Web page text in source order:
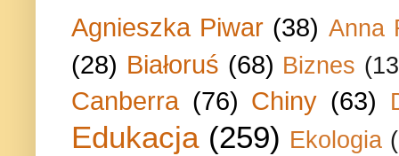
Agnieszka Piwar (38) Anna
(28) Białoruś (68) Biznes
Canberra (76) Chiny (63)
Edukacja (259) Ekologia